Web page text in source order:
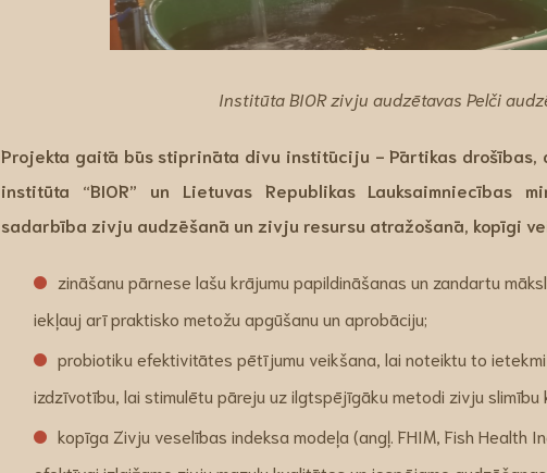
Institūta BIOR zivju audzētavas Pelči
Projekta gaitā būs stiprināta divu institūciju - Pārtikas drošības,
institūta “BIOR” un Lietuvas Republikas Lauksaimniecības
sadarbība zivju audzēšanā un zivju resursu atražošanā, kopīgi
zināšanu pārnese lašu krājumu papildināšanas un zandartu
iekļauj arī praktisko metožu apgūšanu un aprobāciju;
probiotiku efektivitātes pētījumu veikšana, lai noteiktu to ietekmi
izdzīvotību, lai stimulētu pāreju uz ilgtspējīgāku metodi zivju slimību
kopīga Zivju veselības indeksa modeļa (angļ. FHIM, Fish Health